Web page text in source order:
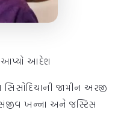
આપ્યો આદેશ
સિસોદિયાની જામીન અરજી
સંજીવ ખન્ના અને જસ્ટિસ